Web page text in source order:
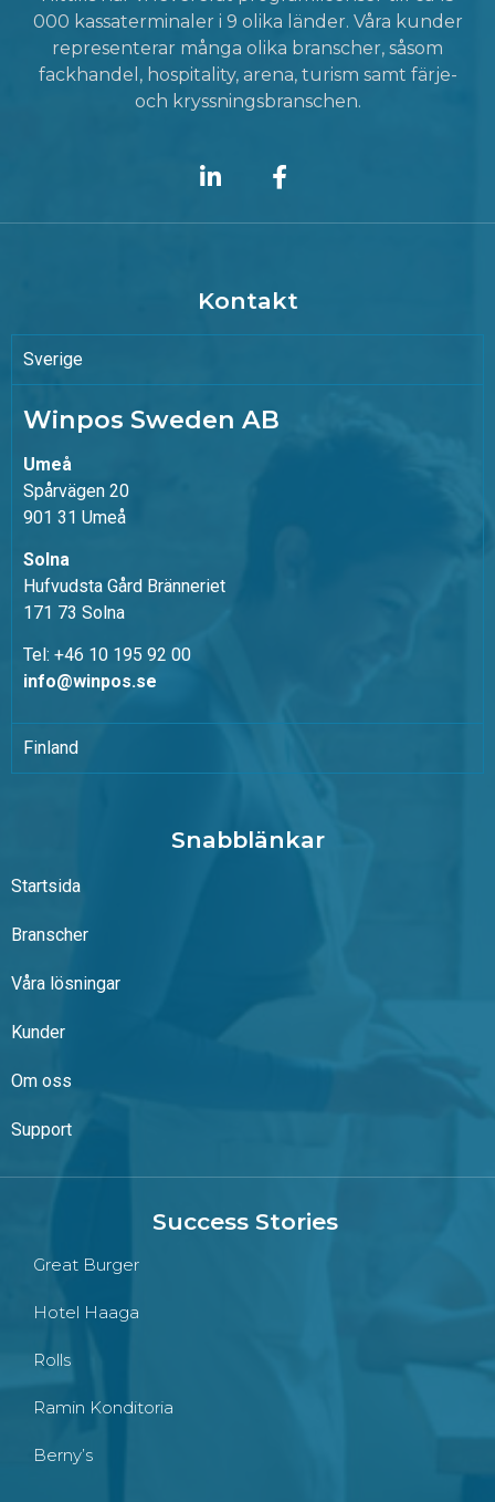
000 kassaterminaler i 9 olika länder. Våra kunder
representerar många olika branscher, såsom
fackhandel, hospitality, arena, turism samt färje-
och kryssningsbranschen.
Kontakt
Sverige
Winpos Sweden AB
Umeå
Spårvägen 20
901 31 Umeå
Solna
Hufvudsta Gård Bränneriet
171 73 Solna
Tel: +46 10 195 92 00
info@winpos.se
Finland
Snabblänkar
Startsida
Branscher
Våra lösningar
Kunder
Om oss
Support
Success Stories
Great Burger
Hotel Haaga
Rolls
Ramin Konditoria
Berny’s